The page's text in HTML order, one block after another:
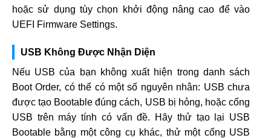
hoặc sử dụng tùy chọn khởi động nâng cao để vào
UEFI Firmware Settings.
USB Không Được Nhận Diện
Nếu USB của bạn không xuất hiện trong danh sách
Boot Order, có thể có một số nguyên nhân: USB chưa
được tạo Bootable đúng cách, USB bị hỏng, hoặc cổng
USB trên máy tính có vấn đề. Hãy thử tạo lại USB
Bootable bằng một công cụ khác, thử một cổng USB